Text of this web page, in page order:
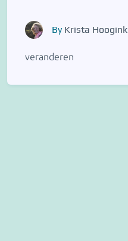
By Krista Hoogink
veranderen